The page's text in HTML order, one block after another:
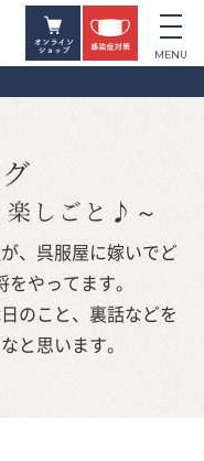
楽しごと♪～
、呉服屋に嫁いでど
やってます。
のこと、裏話などを
と思います。